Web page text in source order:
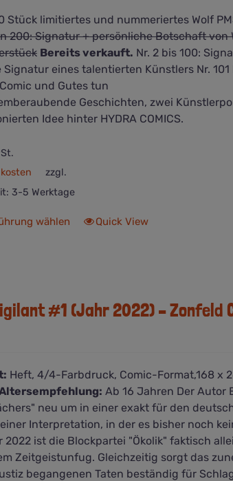
Stück limitiertes und nummeriertes Wolf
200: Signatur + persönliche Botschaft von
Bereits verkauft. Nr. 2 bis 100:
Signatur eines talentierten Künstlers Nr.
und Gutes tun
Geschichten, zwei
Idee hinter HYDRA COMICS.
zzgl.
3-5 Werktage
wählen
Dieses
auf.
Die
auf
der
Produktseite
gewählt
werden
Quick View
#1 (Jahr 2022) – Zonfeld
Heft, 4/4-Farbdruck, Comic-Format,168 x
Ab 16 Jahren Der Autor
neu um in einer exakt für den
Interpretation, in der es bisher noch
2022 ist die Blockpartei "Ökolik" faktisch
Zeitgeistunfug. Gleichzeitig sorgt das
begangenen Taten beständig für